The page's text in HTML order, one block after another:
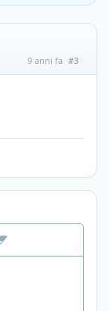
9 anni fa #3